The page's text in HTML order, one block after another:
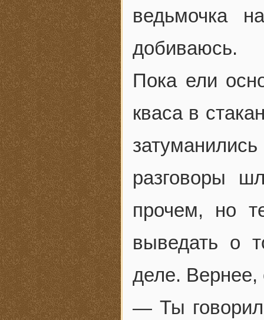
ведьмочка
добиваюсь.
Пока ели
кваса в
разговоры
прочем, но
выведать о
деле. Вернее,
— Ты